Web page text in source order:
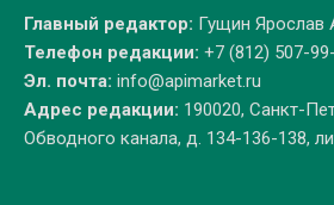
Главный редактор: Гущин Ярослав
Телефон редакции: +7 (812) 507-
Эл. почта: info@apimarket.ru
Адрес редакции: 190020, Санкт-
Обводного канала, д. 134-136-138,